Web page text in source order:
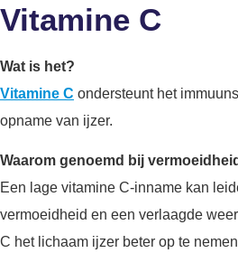
Vitamine C
Wat is het?
Vitamine C ondersteunt het
opname van ijzer.
Waarom genoemd bij
Een lage vitamine C-inname kan
vermoeidheid en een verlaagde
C het lichaam ijzer beter op te